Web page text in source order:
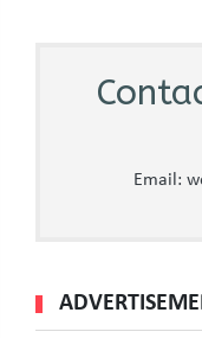
Email: